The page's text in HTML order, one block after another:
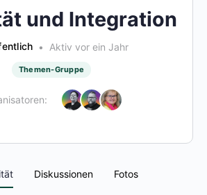
und Integration
Aktiv vor ein Jahr
Themen-Gruppe
Diskussionen Fotos